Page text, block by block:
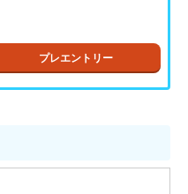
プレエントリー